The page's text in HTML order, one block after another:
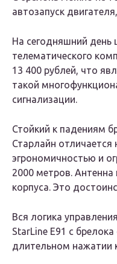
автозапуск
На сегодняшний день
телематического
13 400 рублей, что
такой
сигнализации.
Стойкий к падениям
Старлайн
эгрономичностью и
2000 метров. Антенна
корпуса. Это
Вся логика
StarLine E91 с
длительном нажатии